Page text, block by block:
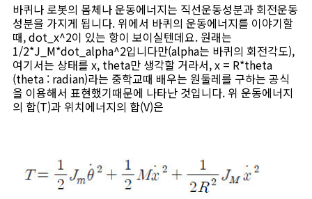
바퀴나 로봇의 몸체나 운동에너지는 직선운동성분과 회전운동
성분을 가지게 됩니다. 위에서 바퀴의 운동에너지를 이야기할
때, dot_x^2이 있는 항이 보이실텐데요. 원래는
1/2*J_M*dot_alpha^2입니다만(alpha는 바퀴의 회전각도),
여기서는 상태를 x, theta만 생각할 거라서, x = R*theta
(theta : radian)라는 중학교때 배우는 원둘레를 구하는 공식
을 이용해서 표현했기때문에 나타난 것입니다. 위 운동에너지
의 합(T)과 위치에너지의 합(V)은